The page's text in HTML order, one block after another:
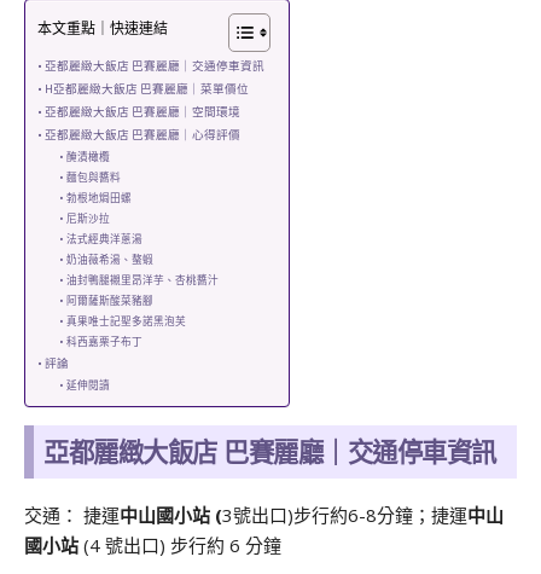
本文重點｜快速連結
亞都麗緻大飯店 巴賽麗廳｜交通停車資訊
H亞都麗緻大飯店 巴賽麗廳｜菜單價位
亞都麗緻大飯店 巴賽麗廳｜空間環境
亞都麗緻大飯店 巴賽麗廳｜心得評價
醃漬橄欖
麵包與醬料
勃根地焗田螺
尼斯沙拉
法式經典洋蔥湯
奶油薇希湯、螯蝦
油封鴨腿襯里昂洋芋、杏桃醬汁
阿爾薩斯酸菜豬腳
真果唯士記聖多諾黑泡芙
科西嘉栗子布丁
評論
延伸閱讀
亞都麗緻大飯店 巴賽麗廳｜交通停車資訊
交通： 捷運中山國小站 (3號出口)步行約6-8分鐘； 捷運中山
國小站 (4 號出口) 步行約 6 分鐘